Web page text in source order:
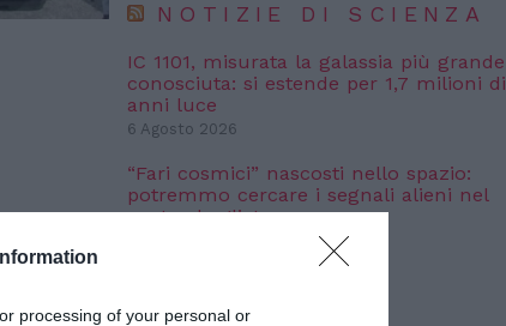
processing of your personal or
NOTIZIE DI SCIENZA
IC 1101, misurata la galassia più grande
conosciuta: si estende per 1,7 milioni di
anni luce
6 Agosto 2026
“Fari cosmici” nascosti nello spazio:
potremmo cercare i segnali alieni nel
posto sbagliato
NOTIZIE DI